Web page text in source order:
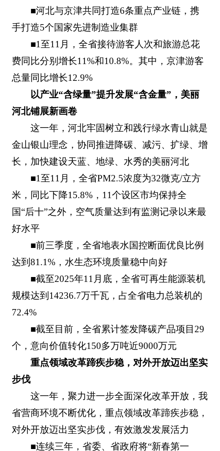
■河北与京津共同打造6条重点产业链，携
手打造5个国家先进制造业集群
■1至11月，全省接待游客人次和旅游总花
费同比分别增长11%和10.8%。其中，京津游客
总量同比增长12.9%
以产业“含绿量”提升发展“含金量”，美丽
河北铺展新画卷
这一年，河北牢固树立和践行绿水青山就是
金山银山理念，协同推进降碳、减污、扩绿、增
长，加快建设天蓝、地绿、水秀的美丽河北
■1至11月，全省PM2.5浓度为32微克/立方
米，同比下降15.8%，11个设区市均保持全
国“后十”之外，空气质量达到有监测记录以来最
好水平
■前三季度，全省地表水国控断面优良比例
达到81.1%，水生态环境质量稳中向好
■截至2025年11月底，全省可再生能源装机
规模达到14236.7万千瓦，占全省电力总装机的
72.4%
■截至目前，全省累计签发降碳产品项目29
个，意向价值转化150多万吨近9000万元
重点领域改革蹄疾步稳，对外开放迈出坚实
步伐
这一年，聚力进一步全面深化改革开放，我
省营商环境不断优化，重点领域改革蹄疾步稳，
对外开放迈出坚实步伐，有效激发发展活力
■连续三年，省委、省政府将“新春第一